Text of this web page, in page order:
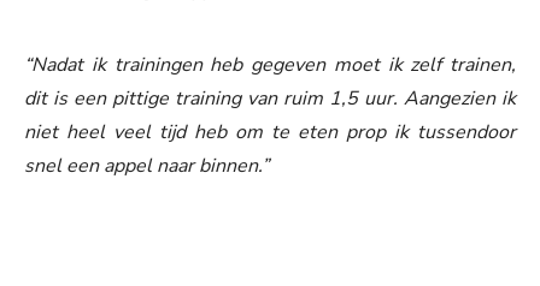
“Nadat ik trainingen heb gegeven moet ik zelf trainen,
dit is een pittige training van ruim 1,5 uur. Aangezien ik
niet heel veel tijd heb om te eten prop ik tussendoor
snel een appel naar binnen.”